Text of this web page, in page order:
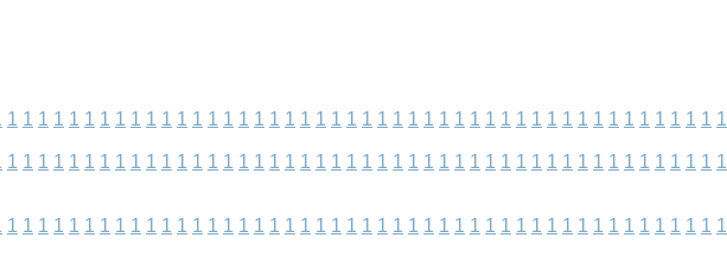
1 1 1 1 1 1 1 1 1 1 1 1 1 1 1 1 1 1 1 1 1 1 1 1 1 1 1 1 1 1 1 1 1 1 1 1 1 1 1 1 1 1 1 1 1 1 1
1 1 1 1 1 1 1 1 1 1 1 1 1 1 1 1 1 1 1 1 1 1 1 1 1 1 1 1 1 1 1 1 1 1 1 1 1 1 1 1 1 1 1 1 1 1 1
1 1 1 1 1 1 1 1 1 1 1 1 1 1 1 1 1 1 1 1 1 1 1 1 1 1 1 1 1 1 1 1 1 1 1 1 1 1 1 1 1 1 1 1 1 1 1